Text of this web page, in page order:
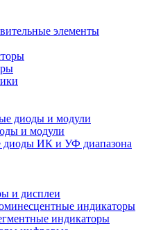
элементы
диоды и модули
и модули
ИК и УФ диапазона
и дисплеи
индикаторы
индикаторы